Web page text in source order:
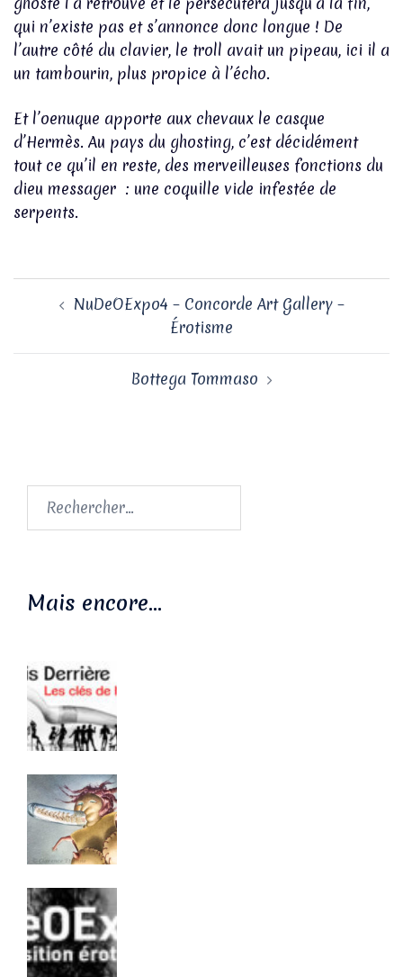
qui n’existe pas et s’annonce donc longue ! De
l’autre côté du clavier, le troll avait un pipeau, ici il a
un tambourin, plus propice à l’écho.
Et l’oenuque apporte aux chevaux le casque
d’Hermès. Au pays du ghosting, c’est décidément
tout ce qu’il en reste, des merveilleuses fonctions du
dieu messager : une coquille vide infestée de
serpents.
Navigation
d’articleNuDeOExpo4 – Concorde Art Gallery –
Érotisme
Bottega Tommaso
Rechercher :
Mais encore…